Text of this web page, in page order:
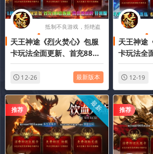
抵制不良游戏，拒绝盗
版游戏
天王神途《烈火焚心》包服
卡玩法全面更新、首充88倍
返利、无限攻速、散人爆一
切、上线即送充值（终极仙
器特色玩法邀你来战）
12-26 最新版本
天王神途
卡玩法全
器、打怪
混、时间
星魂洗练
战）
12-19
推荐 最新 推荐